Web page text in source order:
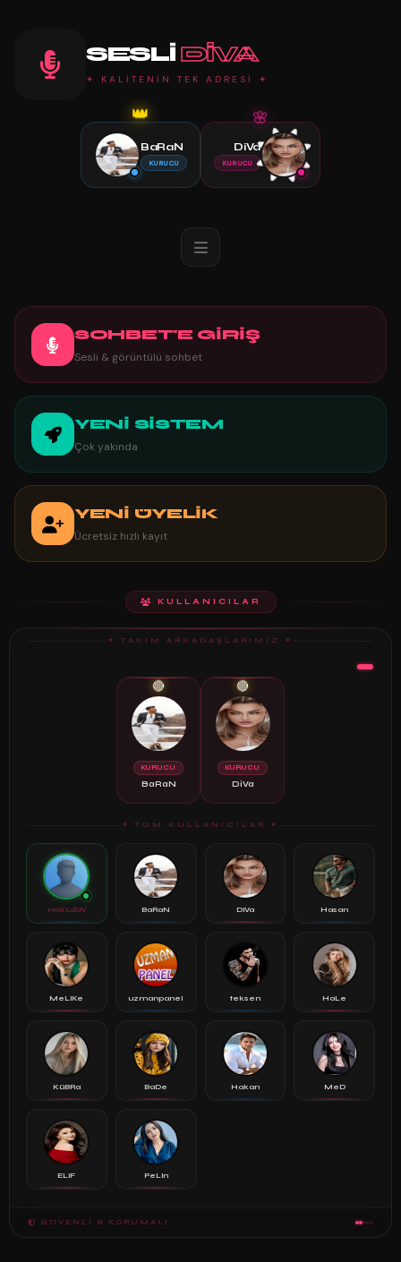
SESLI DIVA
✦ KALİTENİN TEK ADRESİ ✦
👑
BaRaN
KURUCU
🌸
DiVa
KURUCU
SOHBET'E GİRİŞ
Sesli & görüntülü sohbet
YENİ SİSTEM
Çok yakında
YENİ ÜYELİK
Ücretsiz hızlı kayıt
KULLANICILAR
✦ TAKIM ARKADAŞLARIMIZ ✦
🔴
KURUCU
BaRaN
🔴
KURUCU
DiVa
✦ TÜM KULLANICILAR ✦
HaKLıSıN BaRaN DiVa Hasan
MeLiKe uzmanpanel teksen HaLe
KüBRa BaDe Hakan MeD
ELiF PeLin
GÜVENLI & KORUMALI